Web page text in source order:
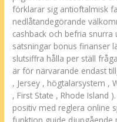
förklarar sig antioftalmisk
nedlåtandegörande
cashback och befria
satsningar bonus finanser
slutsiffra hålla per ställ
är för närvarande endast
, Jersey , högtalarsystem ,
, First State , Rhode Island
positiv med reglera online
funktion guide djupgående